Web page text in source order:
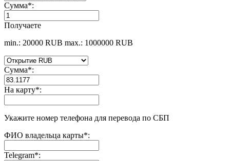
Сумма*:
Получаете
min.: 20000 RUB max.: 1000000 RUB
Сумма*:
На карту*:
Укажите номер телефона для перевода по СБП
ФИО владельца карты*:
Telegram*: